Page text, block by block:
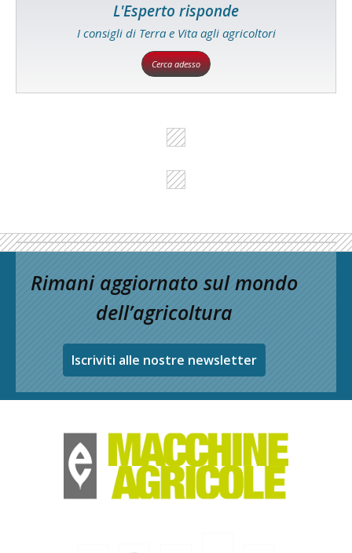
L'Esperto risponde
I consigli di Terra e Vita agli agricoltori
Cerca adesso
Rimani aggiornato sul mondo
dell’agricoltura
Iscriviti alle nostre newsletter